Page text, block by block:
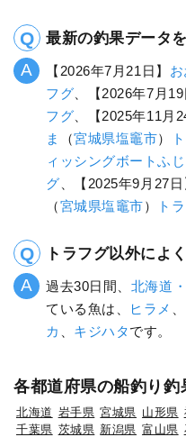
最新の釣果データ
【2026年7月21日】
フグ 、【2026年7月
フグ 、【2025年11月
ま
（宮城県塩竈市）
ィッシングボートふ
グ 、【2025年9月27日
（宮城県塩竈市） ト
トラフグ以外によ
過去30日間、 北海道
ている魚は、
ヒラメ
カ
キジハタです。
各都道府県の船釣り釣
北海道 岩手県 宮城県 山形県
千葉県 茨城県 新潟県 富山県